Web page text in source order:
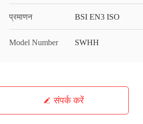
प्रमाणन BSI EN3 ISO
Model Number SWHH
संपर्क करें